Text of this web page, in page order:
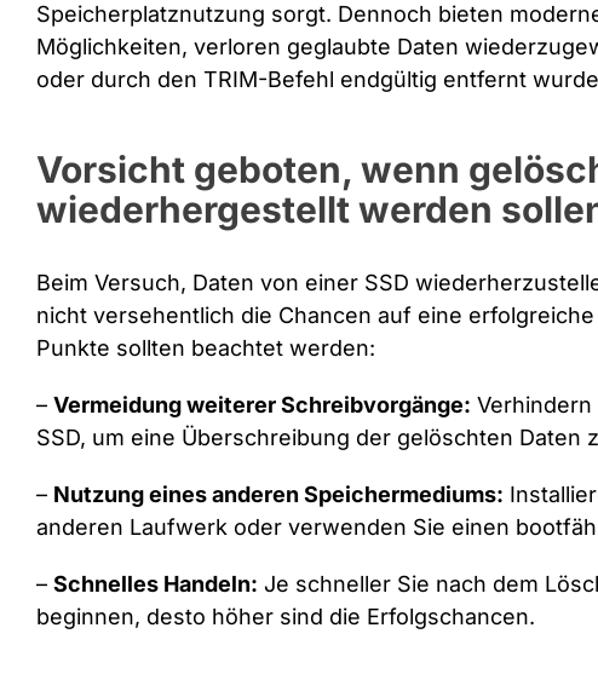
Speicherplatznutzung sorgt. Dennoch bieten
Möglichkeiten, verloren geglaubte Daten
oder durch den TRIM-Befehl endgültig entfernt
Vorsicht geboten, wenn
wiederhergestellt werden
Beim Versuch, Daten von einer SSD
nicht versehentlich die Chancen auf eine
Punkte sollten beachtet werden:
– Vermeidung weiterer Schreibvorgänge:
SSD, um eine Überschreibung der gelöschten Daten
– Nutzung eines anderen Speichermediums:
anderen Laufwerk oder verwenden Sie einen
– Schnelles Handeln: Je schneller Sie nach dem
beginnen, desto höher sind die Erfolgschancen.